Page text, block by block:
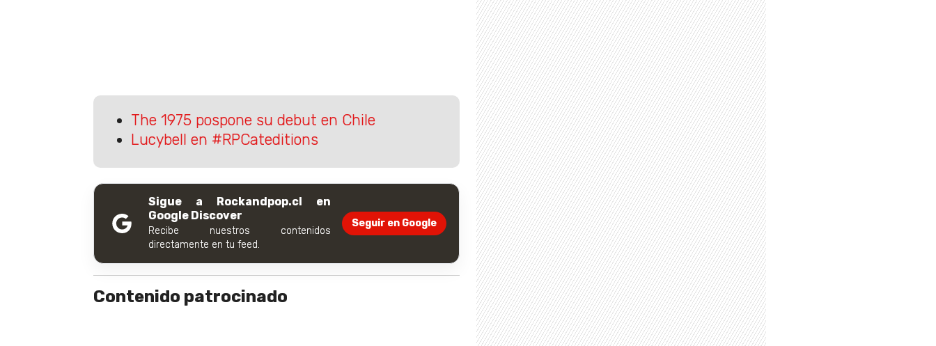
The 1975 pospone su debut en Chile
Lucybell en #RPCateditions
Sigue a Rockandpop.cl en
Google Discover
Recibe nuestros contenidos
directamente en tu feed.
Seguir en Google
Contenido patrocinado